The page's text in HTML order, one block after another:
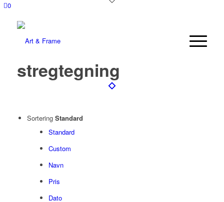
0
stregtegning
Sortering Standard
Standard
Custom
Navn
Pris
Dato